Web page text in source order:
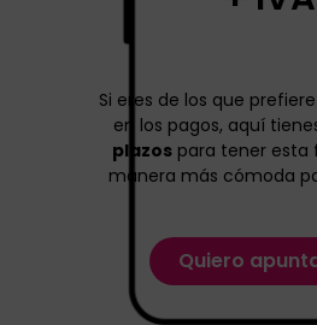
Si eres de los que
en los pagos, aquí
plazospara tener esta
manera más cómoda
Quiero